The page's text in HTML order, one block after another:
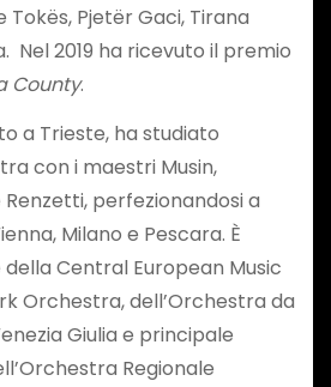
Pjetër Gaci, Tirana
Nel 2019 ha ricevuto il premio
County.
a Trieste, ha studiato
con i maestri Musin,
Renzetti, perfezionandosi a
Milano e Pescara. È
Central European Music
Orchestra, dell’Orchestra da
Giulia e principale
Regionale